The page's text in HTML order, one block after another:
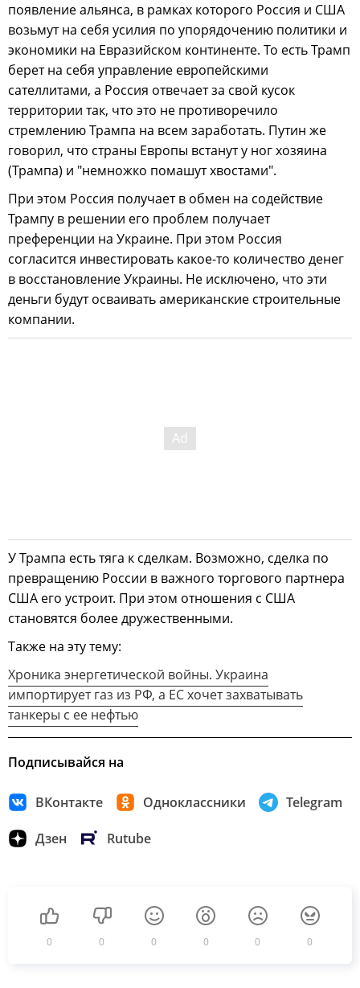
появление альянса, в рамках которого Россия и США
возьмут на себя усилия по упорядочению политики и
экономики на Евразийском континенте. То есть Трамп
берет на себя управление европейскими
сателлитами, а Россия отвечает за свой кусок
территории так, что это не противоречило
стремлению Трампа на всем заработать. Путин же
говорил, что страны Европы встанут у ног хозяина
(Трампа) и "немножко помашут хвостами".
При этом Россия получает в обмен на содействие
Трампу в решении его проблем получает
преференции на Украине. При этом Россия
согласится инвестировать какое-то количество денег
в восстановление Украины. Не исключено, что эти
деньги будут осваивать американские строительные
компании.
У Трампа есть тяга к сделкам. Возможно, сделка по
превращению России в важного торгового партнера
США его устроит. При этом отношения с США
становятся более дружественными.
Также на эту тему:
Хроника энергетической войны. Украина
импортирует газ из РФ, а ЕС хочет захватывать
танкеры с ее нефтью
Подписывайся на
ВКонтакте Одноклассники Telegram
Дзен Rutube
0 0 0 0 0 0